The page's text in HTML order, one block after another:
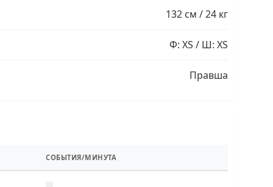
132 см / 24 кг
Ф: XS / Ш: XS
Правша
СОБЫТИЯ/МИНУТА